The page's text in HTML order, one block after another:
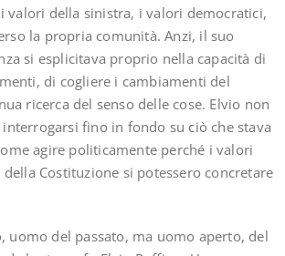
valori della sinistra, i valori democratici,
la propria comunità. Anzi, il suo
si esplicitava proprio nella capacità di
di cogliere i cambiamenti del
ricerca del senso delle cose. Elvio non
fino in fondo su ciò che stava
agire politicamente perché i valori
della Costituzione si potessero concretare
uomo del passato, ma uomo aperto, del